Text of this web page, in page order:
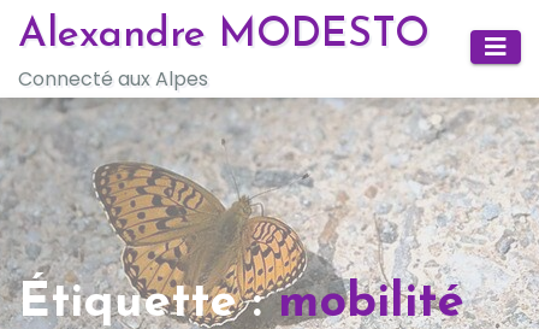
Skip
content
Alexandre MODESTO
Connecté aux Alpes
Étiquette :mobilité